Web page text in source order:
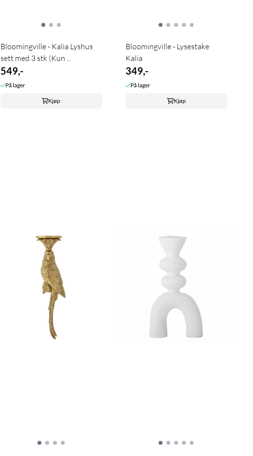
Bloomingville - Kalia Lyshus
sett med 3 stk (Kun ...
549,-
På lager
Kjøp
Bloomingville - Lysestake
Kalia
349,-
På lager
Kjøp